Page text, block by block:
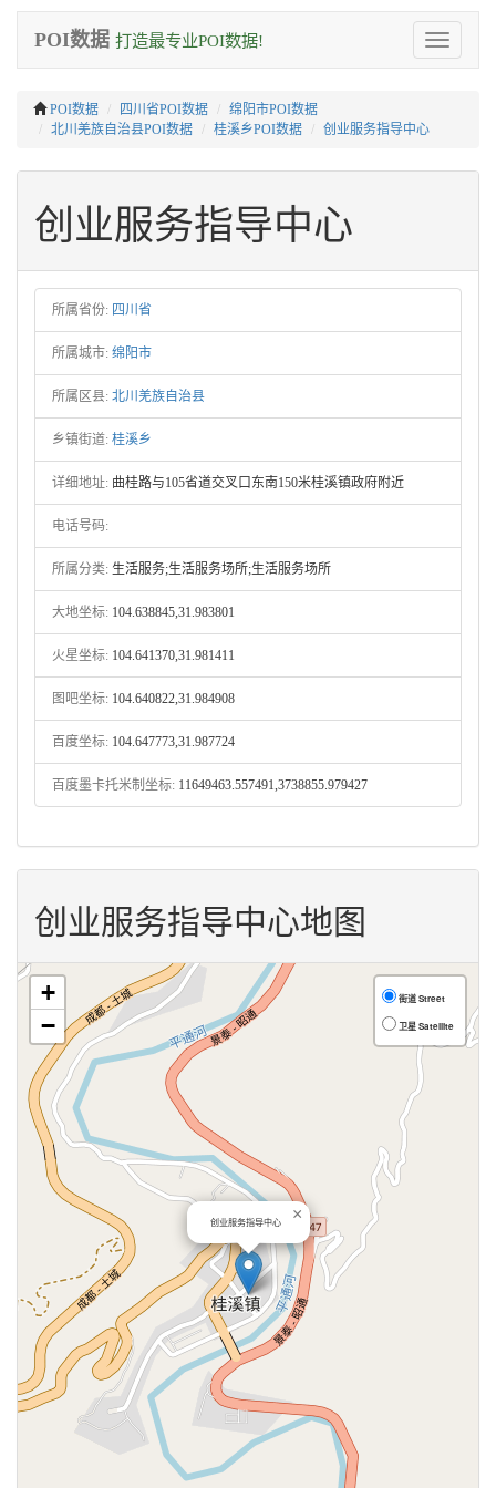
Toggle
navigation
POI数据 打造最专业POI数据!
POI数据 四川省POI数据
绵阳市POI数据
北川羌族自治县POI数据
桂溪乡POI数据 创业服务指导中心
创业服务指导中心
所属省份: 四川省
所属城市: 绵阳市
所属区县: 北川羌族自治县
乡镇街道: 桂溪乡
详细地址: 曲桂路与105省道交叉口东南150米桂溪镇政府附近
电话号码:
所属分类: 生活服务;生活服务场所;生活服务场所
大地坐标: 104.638845,31.983801
火星坐标: 104.641370,31.981411
图吧坐标: 104.640822,31.984908
百度坐标: 104.647773,31.987724
百度墨卡托米制坐标: 11649463.557491,3738855.979427
创业服务指导中心地图
创业服务指导中心 ×
+
−
街道 Street
卫星 Satellite